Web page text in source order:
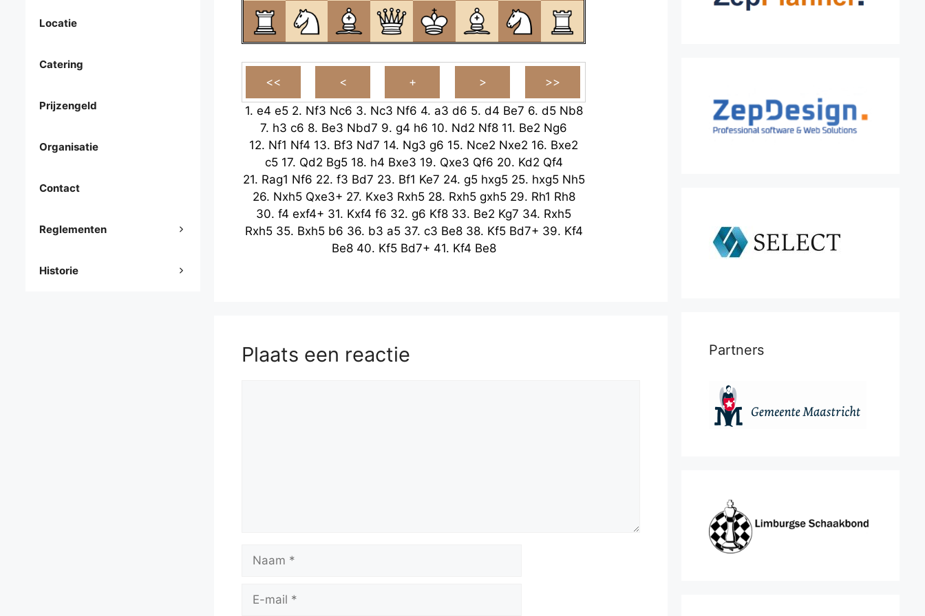
1. e4 e5 2. Nf3 Nc6 3. Nc3 Nf6 4. a3 d6 5. d4 Be7 6. d5 Nb8
7. h3 c6 8. Be3 Nbd7 9. g4 h6 10. Nd2 Nf8 11. Be2 Ng6
12. Nf1 Nf4 13. Bf3 Nd7 14. Ng3 g6 15. Nce2 Nxe2 16. Bxe2
c5 17. Qd2 Bg5 18. h4 Bxe3 19. Qxe3 Qf6 20. Kd2 Qf4
21. Rag1 Nf6 22. f3 Bd7 23. Bf1 Ke7 24. g5 hxg5 25. hxg5 Nh5
26. Nxh5 Qxe3+ 27. Kxe3 Rxh5 28. Rxh5 gxh5 29. Rh1 Rh8
30. f4 exf4+ 31. Kxf4 f6 32. g6 Kf8 33. Be2 Kg7 34. Rxh5
Rxh5 35. Bxh5 b6 36. b3 a5 37. c3 Be8 38. Kf5 Bd7+ 39. Kf4
Be8 40. Kf5 Bd7+ 41. Kf4 Be8
Plaats een reactie
mail
Locatie
Catering
Prijzengeld
Organisatie
Contact
Reglementen
Historie
Partners